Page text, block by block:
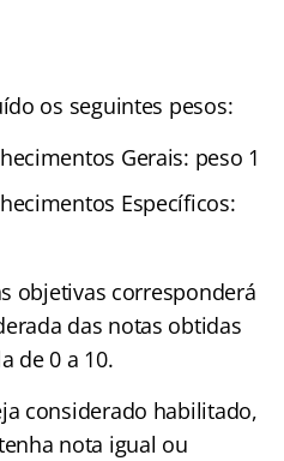
os seguintes pesos:
Gerais: peso 1
Específicos:
objetivas corresponderá
das notas obtidas
de 0 a 10.
considerado habilitado,
nota igual ou